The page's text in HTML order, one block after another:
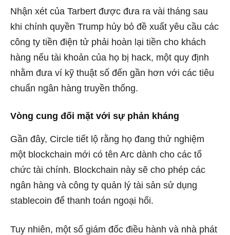
Nhận xét của Tarbert được đưa ra vài tháng sau
khi chính quyền Trump hủy bỏ đề xuất yêu cầu các
công ty tiền điện tử phải hoàn lại tiền cho khách
hàng nếu tài khoản của họ bị hack, một quy định
nhằm đưa ví kỹ thuật số đến gần hơn với các tiêu
chuẩn ngân hàng truyền thống.
Vòng cung đối mặt với sự phản kháng
Gần đây, Circle tiết lộ rằng họ đang thử nghiệm
một blockchain mới có tên Arc dành cho các tổ
chức tài chính. Blockchain này sẽ cho phép các
ngân hàng và công ty quản lý tài sản sử dụng
stablecoin để thanh toán ngoại hối.
Tuy nhiên, một số giám đốc điều hành và nhà phát